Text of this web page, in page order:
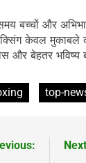
बच्चों और
केवल मुकाबले
और बेहतर भविष्य
top-